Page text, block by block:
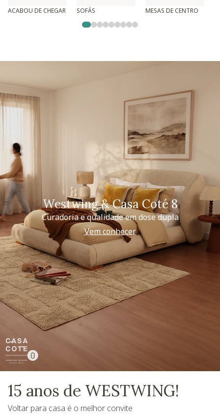
ACABOU DE CHEGAR SOFÁS MESAS DE CENTRO
Westwing & Casa Coté 8
Curadoria e qualidade em dose dupla
Vem conhecer
15 anos de WESTWING!
Voltar para casa é o melhor convite